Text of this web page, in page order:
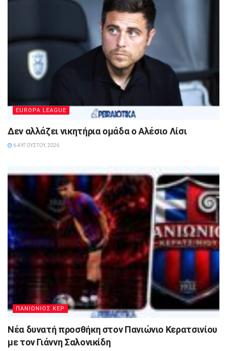
EUROPA LEAGUE
Δεν αλλάζει νικητήρια ομάδα ο Αλέσιο Λίσι
6 ΑΥΓΟΎΣΤΟΥ, 2026
ΠΑΝΙΩΝΙΟΣ ΚΕΡ
Νέα δυνατή προσθήκη στον Πανιώνιο Κερατσινίου
με τον Γιάννη Σαλονικίδη